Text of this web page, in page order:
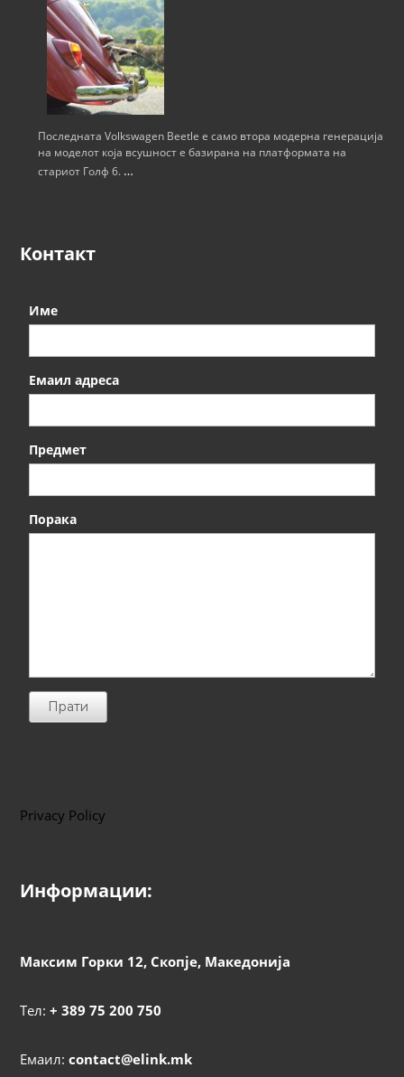
и
Последната Volkswagen Beetle е само втора модерна генерација
на моделот која всушност е базирана на платформата на
стариот Голф 6. …
Контакт
Име
Емаил адреса
Предмет
Порака
Прати
Privacy Policy
Информации:
Максим Горки 12, Скопје, Македонија
Тел: + 389 75 200 750
Емаил: contact@elink.mk